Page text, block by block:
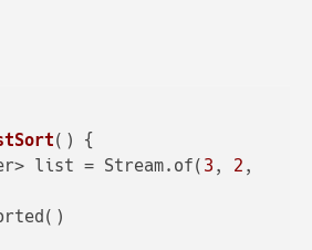
()
{
list = Stream.of(
3 , 2